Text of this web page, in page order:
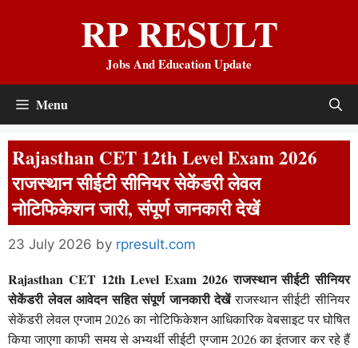
RP RESULT
Jobs And Education Update
Menu
Rajasthan CET 12th Level Exam 2026
राजस्थान सीईटी सीनियर सेकेंडरी लेवल
नोटिफिकेशन जारी, संपूर्ण जानकारी देखें
23 July 2026 by rpresult.com
Rajasthan CET 12th Level Exam 2026 राजस्थान सीईटी सीनियर
सेकेंडरी लेवल आवेदन सहित संपूर्ण जानकारी देखेंराजस्थान सीईटी सीनियर
सेकेंडरी लेवल एग्जाम 2026 का नोटिफिकेशन आधिकारिक वेबसाइट पर घोषित
किया जाएगा काफी समय से अभ्यर्थी सीईटी एग्जाम 2026 का इंतजार कर रहे हैं